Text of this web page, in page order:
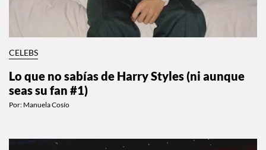
CELEBS
Lo que no sabías de Harry Styles (ni aunque
seas su fan #1)
Por: Manuela Cosío